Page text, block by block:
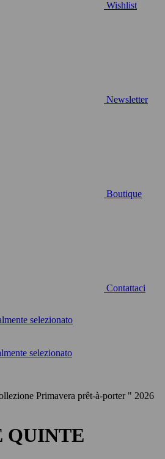
Wishlist
Newsletter
Boutique
Contattaci
selezionato
selezionato
Primavera prêt-à-porter " 2026
QUINTE